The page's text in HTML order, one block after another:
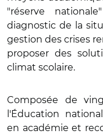
"réserve
diagnostic de la
gestion des crises
proposer des
climat scolaire.
Composée de
l'Éducation
en académie et